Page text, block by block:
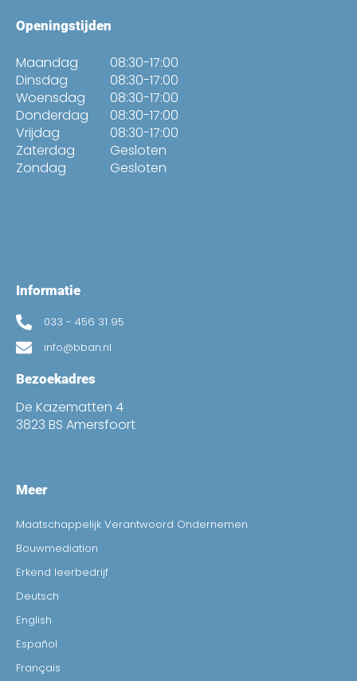
Openingstijden
Maandag
Dinsdag
Woensdag
Donderdag
Vrijdag
Zaterdag
Zondag
08:30-17:00
08:30-17:00
08:30-17:00
08:30-17:00
08:30-17:00
Gesloten
Gesloten
Informatie
033 - 456 31 95
info@bban.nl
Bezoekadres
De Kazematten 4
3823 BS Amersfoort
Meer
Maatschappelijk Verantwoord Ondernemen
Bouwmediation
Erkend leerbedrijf
Deutsch
English
Español
Français